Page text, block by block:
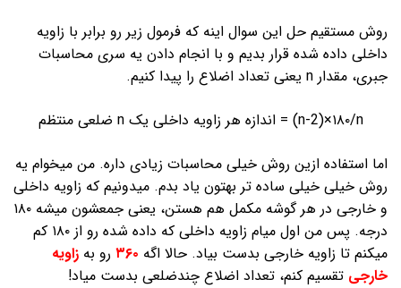
روش مستقیم حل این سوال اینه که فرمول زیر رو برابر با زاویه
داخلی داده شده قرار بدیم و با انجام دادن یه سری محاسبات
جبری، مقدار n یعنی تعداد اضلاع را پیدا کنیم.
n-2)×۱۸۰/n) = اندازه هر زاویه داخلی یک n ضلعی منتظم
اما استفاده ازین روش خیلی محاسبات زیادی داره. من میخوام یه
روش خیلی خیلی ساده تر بهتون یاد بدم. میدونیم که زاویه داخلی
و خارجی در هر گوشه مکمل هم هستن، یعنی جمعشون میشه ۱۸۰
درجه. پس من اول میام زاویه داخلی که داده شده رو از ۱۸۰ کم
میکنم تا زاویه خارجی بدست بیاد. حالا اگه ۳۶۰ رو به زاویه
خارجی تقسیم کنم، تعداد اضلاع چندضلعی بدست میاد!